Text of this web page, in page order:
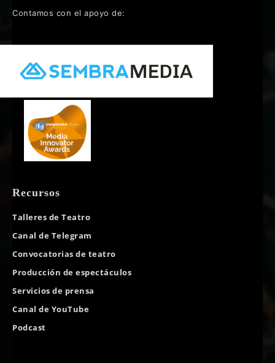
Contamos con el apoyo de:
Recursos
Talleres de Teatro
Canal de Telegram
Convocatorias de teatro
Producción de espectáculos
Servicios de prensa
Canal de YouTube
Podcast